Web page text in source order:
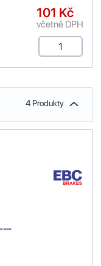
101 Kč
včetně DPH
4 Produkty